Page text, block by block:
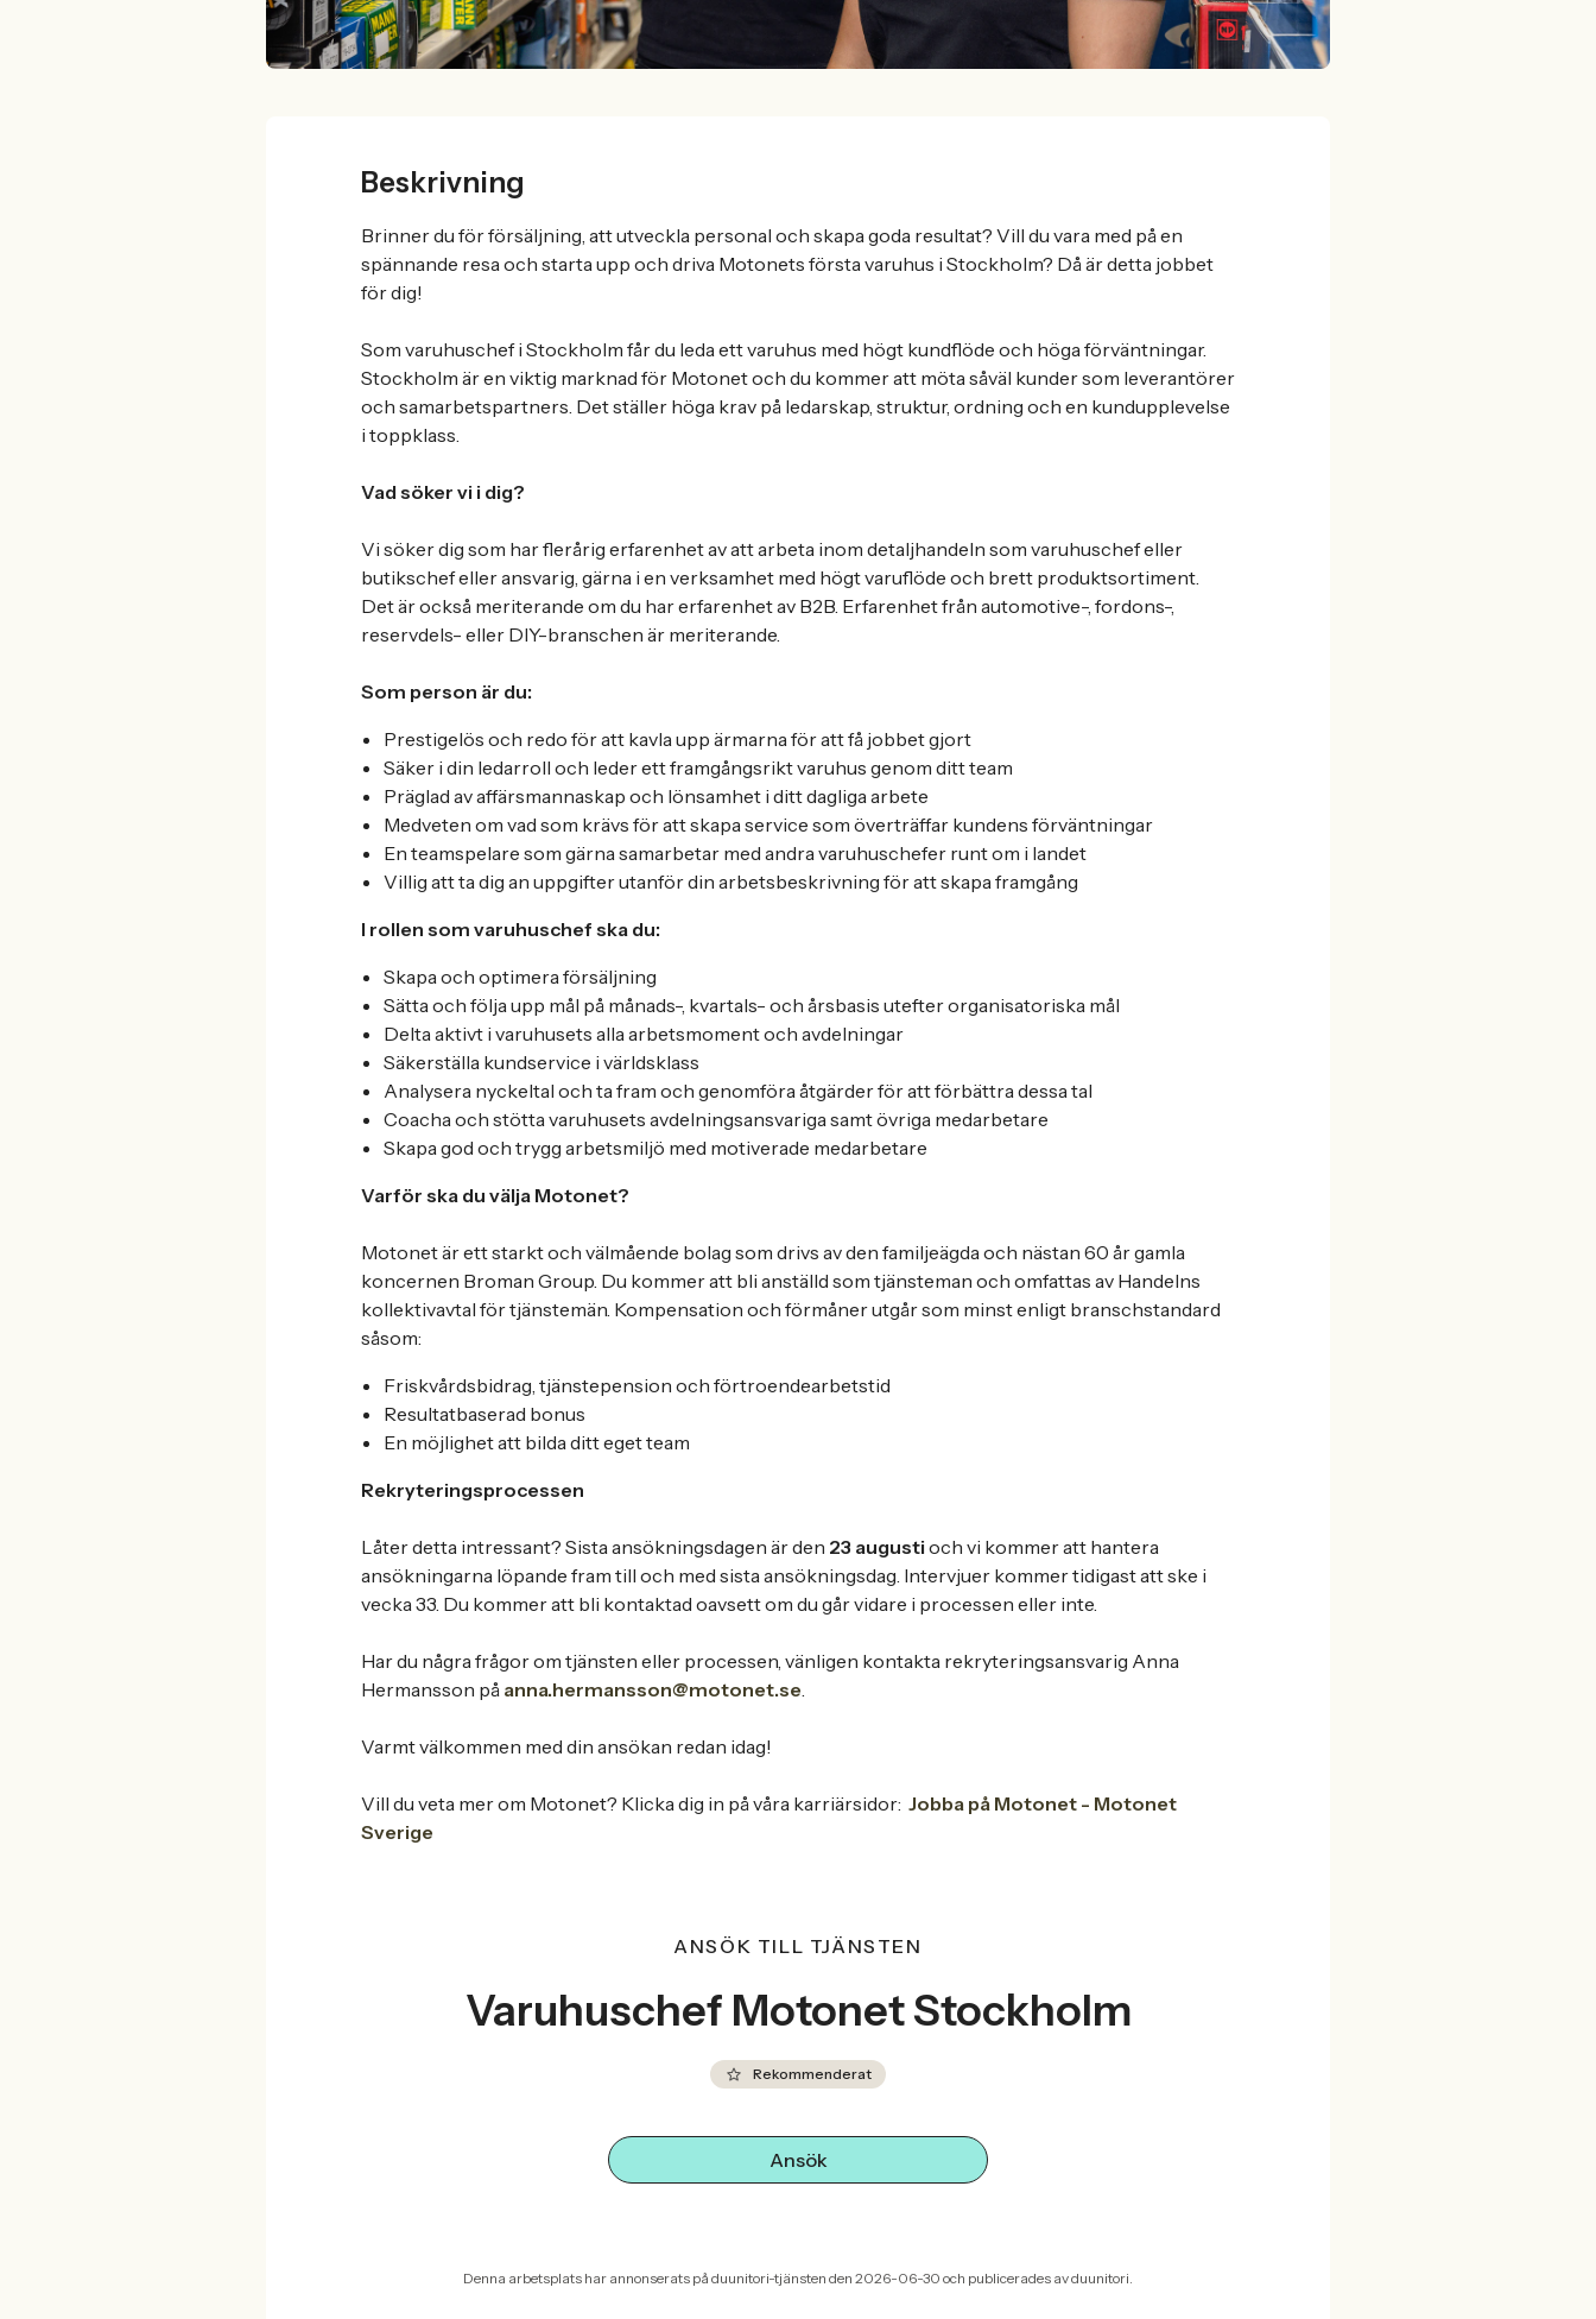
Beskrivning
Brinner du för försäljning, att utveckla personal och skapa goda resultat? Vill du vara med på en
spännande resa och starta upp och driva Motonets första varuhus i Stockholm? Då är detta jobbet
för dig!
Som varuhuschef i Stockholm får du leda ett varuhus med högt kundflöde och höga förväntningar.
Stockholm är en viktig marknad för Motonet och du kommer att möta såväl kunder som leverantörer
och samarbetspartners. Det ställer höga krav på ledarskap, struktur, ordning och en kundupplevelse
i toppklass.
Vad söker vi i dig?
Vi söker dig som har flerårig erfarenhet av att arbeta inom detaljhandeln som varuhuschef eller
butikschef eller ansvarig, gärna i en verksamhet med högt varuflöde och brett produktsortiment.
Det är också meriterande om du har erfarenhet av B2B. Erfarenhet från automotive-, fordons-,
reservdels- eller DIY-branschen är meriterande.
Som person är du:
Prestigelös och redo för att kavla upp ärmarna för att få jobbet gjort
Säker i din ledarroll och leder ett framgångsrikt varuhus genom ditt team
Präglad av affärsmannaskap och lönsamhet i ditt dagliga arbete
Medveten om vad som krävs för att skapa service som överträffar kundens förväntningar
En teamspelare som gärna samarbetar med andra varuhuschefer runt om i landet
Villig att ta dig an uppgifter utanför din arbetsbeskrivning för att skapa framgång
I rollen som varuhuschef ska du:
Skapa och optimera försäljning
Sätta och följa upp mål på månads-, kvartals- och årsbasis utefter organisatoriska mål
Delta aktivt i varuhusets alla arbetsmoment och avdelningar
Säkerställa kundservice i världsklass
Analysera nyckeltal och ta fram och genomföra åtgärder för att förbättra dessa tal
Coacha och stötta varuhusets avdelningsansvariga samt övriga medarbetare
Skapa god och trygg arbetsmiljö med motiverade medarbetare
Varför ska du välja Motonet?
Motonet är ett starkt och välmående bolag som drivs av den familjeägda och nästan 60 år gamla
koncernen Broman Group. Du kommer att bli anställd som tjänsteman och omfattas av Handelns
kollektivavtal för tjänstemän. Kompensation och förmåner utgår som minst enligt branschstandard
såsom:
Friskvårdsbidrag, tjänstepension och förtroendearbetstid
Resultatbaserad bonus
En möjlighet att bilda ditt eget team
Rekryteringsprocessen
Låter detta intressant? Sista ansökningsdagen är den 23 augusti och vi kommer att hantera
ansökningarna löpande fram till och med sista ansökningsdag. Intervjuer kommer tidigast att ske i
vecka 33. Du kommer att bli kontaktad oavsett om du går vidare i processen eller inte.
Har du några frågor om tjänsten eller processen, vänligen kontakta rekryteringsansvarig Anna
Hermansson på anna.hermansson@motonet.se
Varmt välkommen med din ansökan redan idag!
Vill du veta mer om Motonet? Klicka dig in på våra karriärsidor: Jobba på Motonet - Motonet
Sverige
ANSÖK TILL TJÄNSTEN
Varuhuschef Motonet Stockholm
Rekommenderat
Ansök
Denna arbetsplats har annonserats på duunitori-tjänsten den 2026-06-30 och publicerades av duunitori.